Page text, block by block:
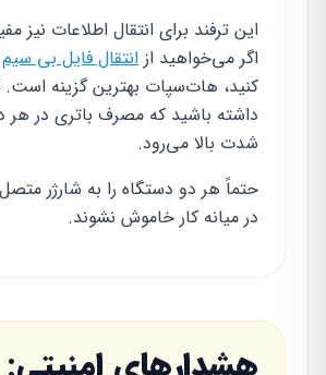
این ترفند برای انتقال اطلاعات نیز
اگر می‌خواهید از انتقال فایل بی سیم
کنید، هات‌سپات بهترین گزینه
داشته باشید که مصرف باتری در هر
شدت بالا می‌رود.
حتماً هر دو دستگاه را به شارژر
در میانه کار خاموش نشوند.